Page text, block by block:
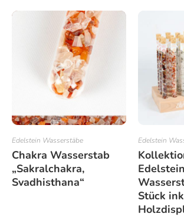
Edelstein Wasserstäbe
Chakra Wasserstab
„Sakralchakra,
Svadhisthana“
Edelstein
Edelstein
Stück